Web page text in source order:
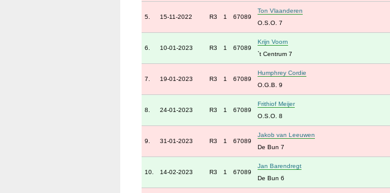
5. 15-11-2022 R3 1 67089
Ton Vlaanderen
O.S.O. 7
6. 10-01-2023 R3 1 67089
Krijn Voorn
`t Centrum 7
7. 19-01-2023 R3 1 67089
Humphrey Cordie
O.G.B. 9
8. 24-01-2023 R3 1 67089
Frithiof Meijer
O.S.O. 8
9. 31-01-2023 R3 1 67089
Jakob van Leeuwen
De Bun 7
10. 14-02-2023 R3 1 67089
Jan Barendregt
De Bun 6